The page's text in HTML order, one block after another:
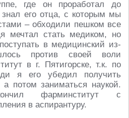
где он проработал до
его отца, с которым мы
– обходили пешком все
мечтал стать медиком, но
в медицинский из-
против своей воли
в г. Пятигорске, т.к. по
я его убедил получить
потом заниматься наукой.
фарминститут с
в аспирантуру.